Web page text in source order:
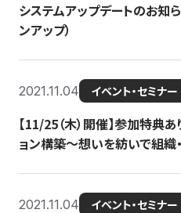
システムアップデートのお知
ンアップ）
2021.11.04 イベント・セミナー
【11/25（木）開催】参加特典あ
ョン構築〜想いを紡いで組織
2021.11.04 イベント・セミナー